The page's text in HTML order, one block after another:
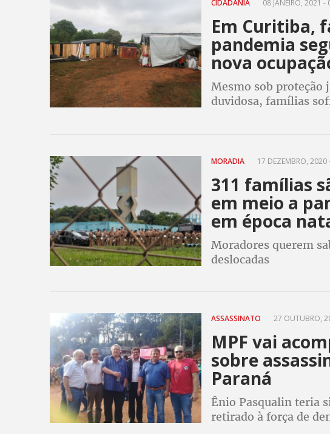
CIDADANIA 08 JANEIRO, 2021 -
Em Curitiba,
pandemia
nova
Mesmo sob proteção
duvidosa, famílias
MORADIA 17 DEZEMBRO, 2020
311 famílias
em meio a
em época
Moradores querem
deslocadas
ASSASSINATO 27 OUTUBRO,
MPF vai
sobre
Paraná
Ênio Pasqualin teria
retirado à força de